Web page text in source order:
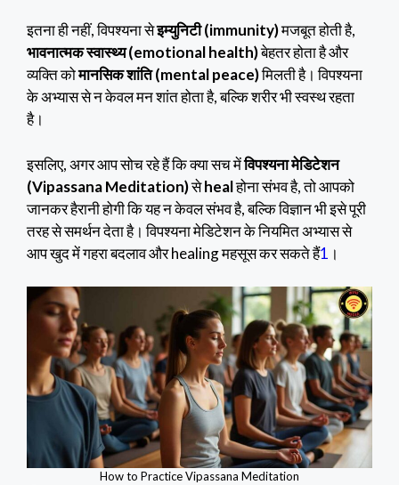
इतना ही नहीं, विपश्यना सेइम्युनिटी (immunity)मजबूत होती है,
भावनात्मक स्वास्थ्य (emotional health)बेहतर होता है और
व्यक्ति कोमानसिक शांति (mental peace)मिलती है। विपश्यना
के अभ्यास से न केवल मन शांत होता है, बल्कि शरीर भी स्वस्थ रहता
है।
इसलिए, अगर आप सोच रहे हैं कि क्या सच मेंविपश्यना मेडिटेशन
(Vipassana Meditation)सेhealहोना संभव है, तो आपको
जानकर हैरानी होगी कि यह न केवल संभव है, बल्कि विज्ञान भी इसे पूरी
तरह से समर्थन देता है। विपश्यना मेडिटेशन के नियमित अभ्यास से
आप खुद में गहरा बदलाव और healing महसूस कर सकते हैं1 ।
How to Practice Vipassana Meditation